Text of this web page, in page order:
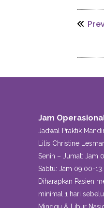
Jam
Jadwal Praktik
Lilis Christine
Senin – Jumat: Jam
Sabtu: Jam 09.00-
Diharapkan Pasien
minimal 1 hari